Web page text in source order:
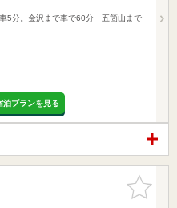
5分。金沢まで車で60分 五箇山まで
泊プランを見る
お気に入
りに追加